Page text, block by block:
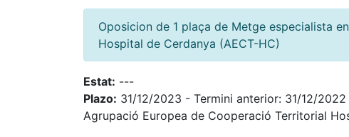
Oposicion de 1 plaça de Metge especialista
Hospital de Cerdanya (AECT-HC)
Estat: ---
Plazo: 31/12/2023 - Termini anterior: 31/12/2022
Agrupació Europea de Cooperació Territorial